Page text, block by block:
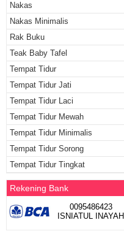
Nakas
Nakas Minimalis
Rak Buku
Teak Baby Tafel
Tempat Tidur
Tempat Tidur Jati
Tempat Tidur Laci
Tempat Tidur Mewah
Tempat Tidur Minimalis
Tempat Tidur Sorong
Tempat Tidur Tingkat
Rekening Bank
0095486423
ISNIATUL INAYAH